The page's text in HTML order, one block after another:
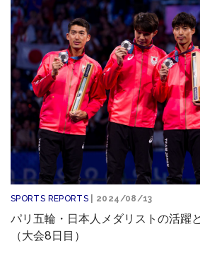
SPORTS REPORTS | 2024/08/13
パリ五輪・日本人メダリストの活躍
（大会8日目）